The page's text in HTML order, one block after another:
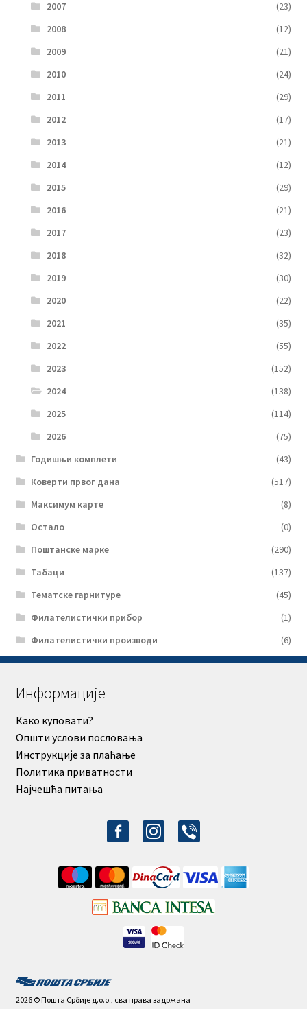
2007
(23)
2008
(12)
2009
(21)
2010
(24)
2011
(29)
2012
(17)
2013
(21)
2014
(12)
2015
(29)
2016
(21)
2017
(23)
2018
(32)
2019
(30)
2020
(22)
2021
(35)
2022
(55)
2023
(152)
2024
(138)
2025
(114)
2026
(75)
Годишњи комплети
(43)
Коверти првог дана
(517)
Максимум карте
(8)
Остало
(0)
Поштанске марке
(290)
Табаци
(137)
Тематске гарнитуре
(45)
Филателистички прибор
(1)
Филателистички производи
(6)
Информације
Како куповати?
Општи услови пословања
Инструкције за плаћање
Политика приватности
Најчешћа питања
facebook-
alt
instagram
viber
2026 © Пошта Србије д.о.о., сва права задржана